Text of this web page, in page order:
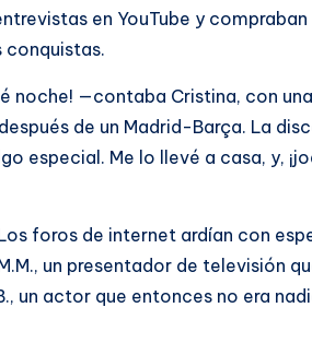
en YouTube y compraban
conquistas.
noche! —contaba Cristina, con
de un Madrid-Barça. La
especial. Me lo llevé a casa, y,
foros de internet ardían con
un presentador de televisión
un actor que entonces no era